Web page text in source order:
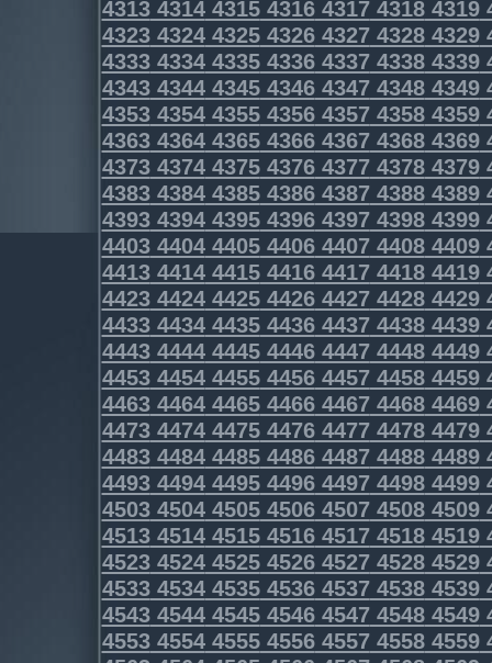
4313431443154316431743184319
4323432443254326432743284329
4333433443354336433743384339
4343434443454346434743484349
4353435443554356435743584359
4363436443654366436743684369
4373437443754376437743784379
4383438443854386438743884389
4393439443954396439743984399
4403440444054406440744084409
4413441444154416441744184419
4423442444254426442744284429
4433443444354436443744384439
4443444444454446444744484449
4453445444554456445744584459
4463446444654466446744684469
4473447444754476447744784479
4483448444854486448744884489
4493449444954496449744984499
4503450445054506450745084509
4513451445154516451745184519
4523452445254526452745284529
4533453445354536453745384539
4543454445454546454745484549
4553455445554556455745584559